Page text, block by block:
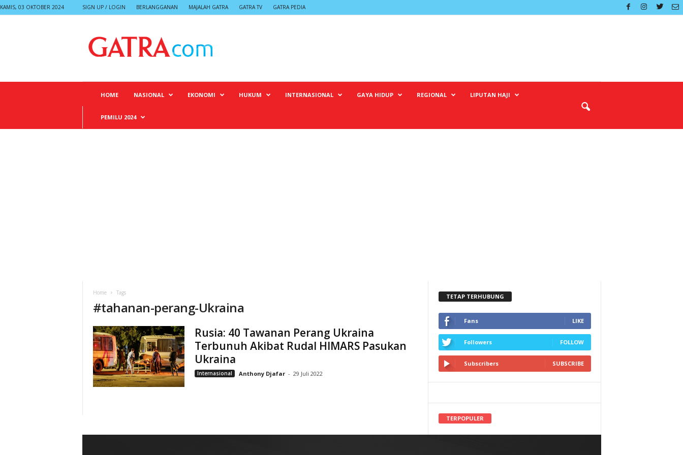
KAMIS, 03 OKTOBER 2024 SIGN UP / LOGIN BERLANGGANAN MAJALAH GATRA GATRA TV GATRA PEDIA
HOME NASIONAL EKONOMI HUKUM INTERNASIONAL GAYA HIDUP REGIONAL LIPUTAN HAJI
PEMILU 2024
Home Tags
#tahanan-perang-Ukraina
Rusia: 40 Tawanan Perang Ukraina
Terbunuh Akibat Rudal HIMARS Pasukan
Ukraina
Internasional Anthony Djafar - 29 Juli 2022
TETAP TERHUBUNG
Fans LIKE
Followers FOLLOW
Subscribers SUBSCRIBE
TERPOPULER